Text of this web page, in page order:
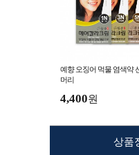
예향 오징어 먹물 염색약
머리
4,400원
상품